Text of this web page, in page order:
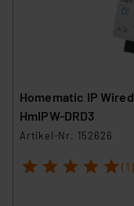
insbesondere der
verbundenen
Homematic IP
HmIPW-DRD3
Artikel-Nr. 152626
1 2 3 4 5 (1)